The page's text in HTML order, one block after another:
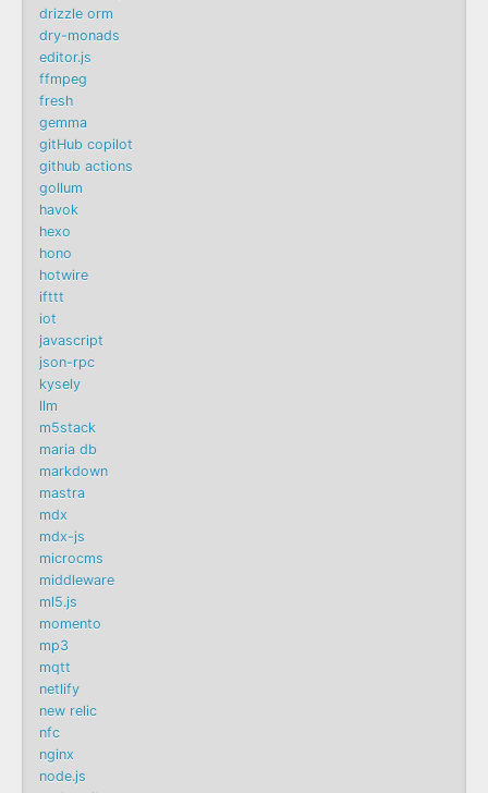
drizzle orm
dry-monads
editor.js
ffmpeg
fresh
gemma
gitHub copilot
github actions
gollum
havok
hexo
hono
hotwire
ifttt
iot
javascript
json-rpc
kysely
llm
m5stack
maria db
markdown
mastra
mdx
mdx-js
microcms
middleware
ml5.js
momento
mp3
mqtt
netlify
new relic
nfc
nginx
node.js